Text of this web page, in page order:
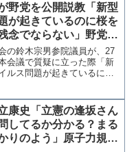
野党を公開説教「新型
が起きているのに桜を
念でならない」野党席
ャー！」
の鈴木宗男参院議員が、27
会議で質疑に立った際「新
ルス問題が起きているにも
派の姿勢を批判する場面が
党席から...
康史「立憲の逢坂さん
してるか分かる？まる
りのよう」原子力規制